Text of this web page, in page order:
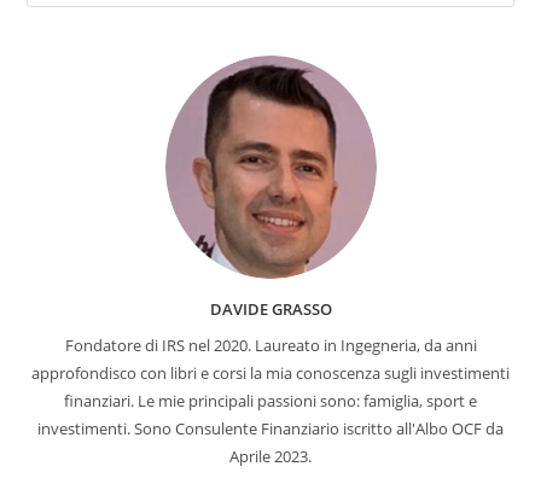
DAVIDE GRASSO
Fondatore di IRS nel 2020. Laureato in Ingegneria, da anni
approfondisco con libri e corsi la mia conoscenza sugli investimenti
finanziari. Le mie principali passioni sono: famiglia, sport e
investimenti. Sono Consulente Finanziario iscritto all'Albo OCF da
Aprile 2023.